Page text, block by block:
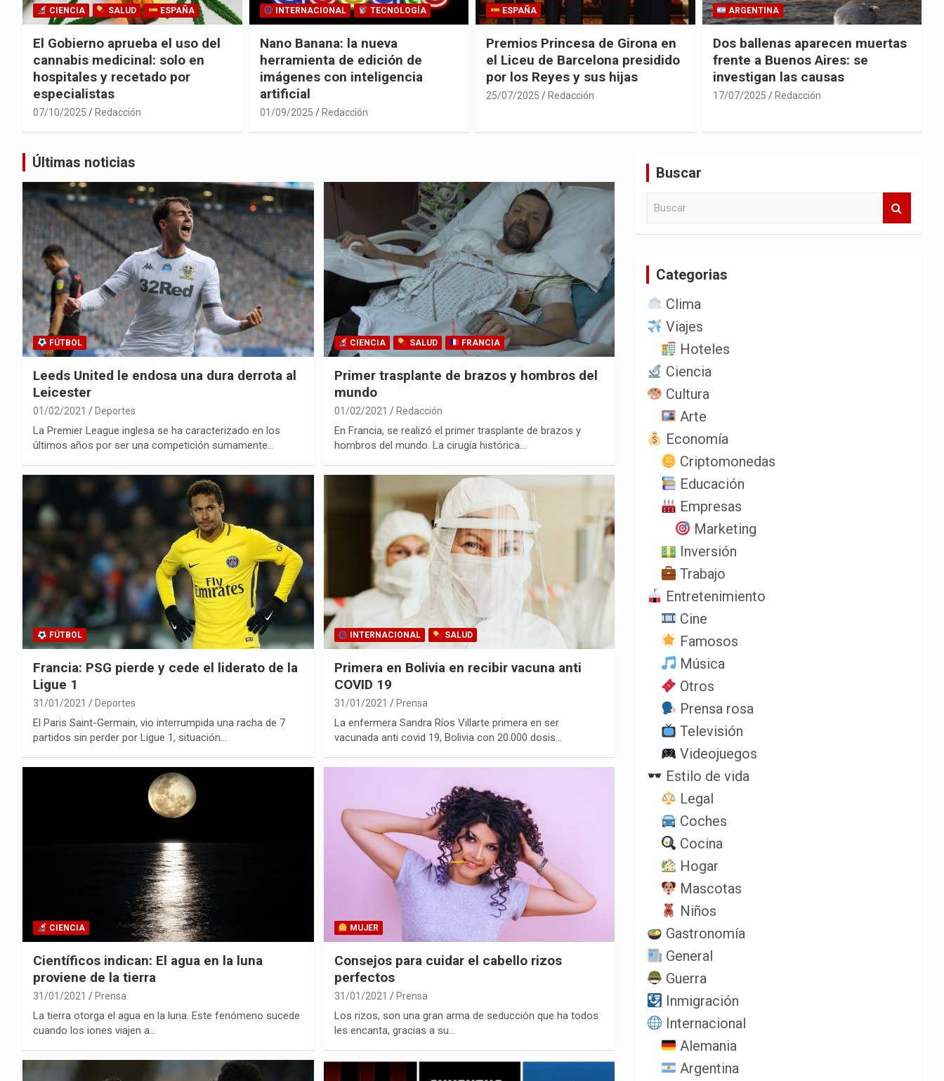
CIENCIA SALUD ESPAÑA
El Gobierno aprueba el uso del
cannabis medicinal: solo en
hospitales y recetado por
especialistas
07/10/2025 Redacción
INTERNACIONAL
TECNOLOGÍA
Nano Banana: la nueva
herramienta de edición de
imágenes con inteligencia
artificial
01/09/2025 Redacción
ESPAÑA
Premios Princesa de Girona en
el Liceu de Barcelona presidido
por los Reyes y sus hijas
25/07/2025 Redacción
ARGENTINA
Dos ballenas aparecen muertas
frente a Buenos Aires: se
investigan las causas
17/07/2025 Redacción
Últimas noticias
FÚTBOL
Leeds United le endosa una dura derrota al
Leicester
01/02/2021 Deportes
La Premier League inglesa se ha caracterizado en los
últimos años por ser una competición sumamente…
CIENCIA SALUD FRANCIA
Primer trasplante de brazos y hombros del
mundo
01/02/2021 Redacción
En Francia, se realizó el primer trasplante de brazos y
hombros del mundo. La cirugía histórica…
FÚTBOL
Francia: PSG pierde y cede el liderato de la
Ligue 1
31/01/2021 Deportes
El Paris Saint-Germain, vio interrumpida una racha de 7
partidos sin perder por Ligue 1, situación…
INTERNACIONAL SALUD
Primera en Bolivia en recibir vacuna anti
COVID 19
31/01/2021 Prensa
La enfermera Sandra Ríos Villarte primera en ser
vacunada anti covid 19, Bolivia con 20.000 dosis…
CIENCIA
Científicos indican: El agua en la luna
proviene de la tierra
31/01/2021 Prensa
La tierra otorga el agua en la luna. Este fenómeno sucede
cuando los iones viajen a…
MUJER
Consejos para cuidar el cabello rizos
perfectos
31/01/2021 Prensa
Los rizos, son una gran arma de seducción que ha todos
les encanta, gracias a su…
Buscar
Categorias
Clima
Viajes
Hoteles
Ciencia
Cultura
Arte
Economía
Criptomonedas
Educación
Empresas
Marketing
Inversión
Trabajo
Entretenimiento
Cine
Famosos
Música
Otros
Prensa rosa
Televisión
Videojuegos
Estilo de vida
Legal
Coches
Cocina
Hogar
Mascotas
Niños
Gastronomía
General
Guerra
Inmigración
Internacional
Alemania
Argentina